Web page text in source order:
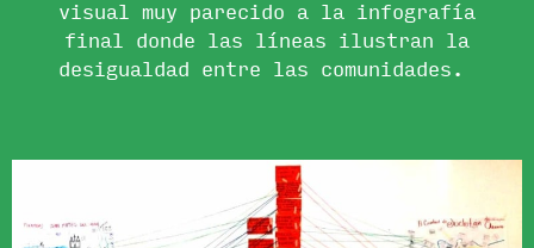
visual muy parecido a la infografía
final donde las líneas ilustran la
desigualdad entre las comunidades.